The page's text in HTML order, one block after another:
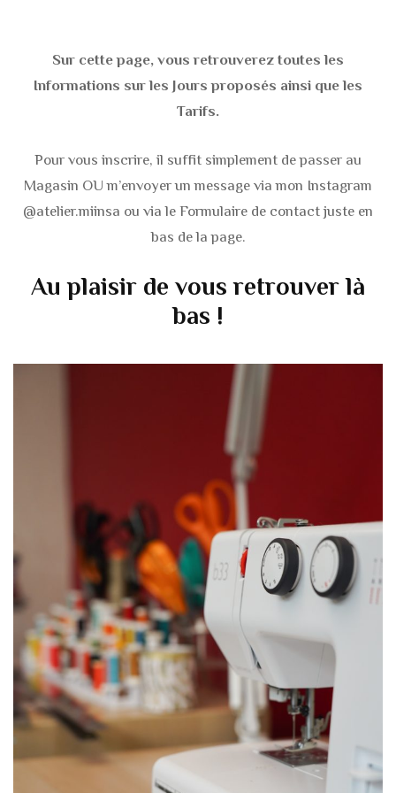
Sur cette page, vous retrouverez toutes les
Informations sur les Jours proposés ainsi que les
Tarifs.
Pour vous inscrire, il suffit simplement de passer au
Magasin OU m’envoyer un message via mon Instagram
@atelier.miinsa ou via le Formulaire de contact juste en
bas de la page.
Au plaisir de vous retrouver là
bas !